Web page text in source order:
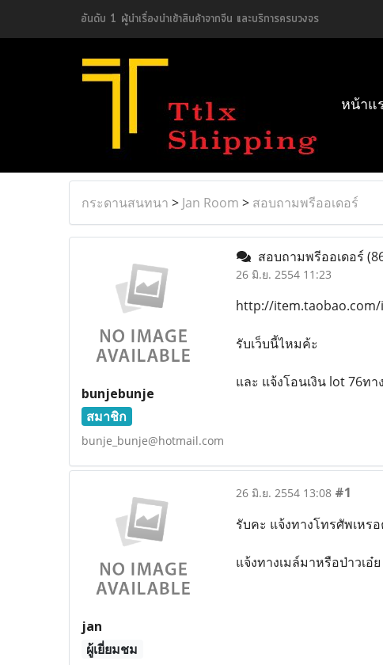
อันดับ 1 ผู้นำเรื่องนำเข้าสินค้าจากจีน และบริการครบวงจร
หน้าแ
กระดานสนทนา > Jan Room > สอบถามพรีออเดอร์
bunjebunje
สมาชิก
bunje_bunje@hotmail.com
สอบถามพรีออเดอร์
26 มิ.ย. 2554 11:23
http://item.taobao.com/
รับเว็บนี้ไหมค้ะ
และ แจ้งโอนเงิน lot 76ท
jan
ผู้เยี่ยมชม
26 มิ.ย. 2554 13:08 #1
รับคะ แจ้งทางโทรศัพเหร
แจ้งทางเมล์มาหรือป่าวเอ๋ย